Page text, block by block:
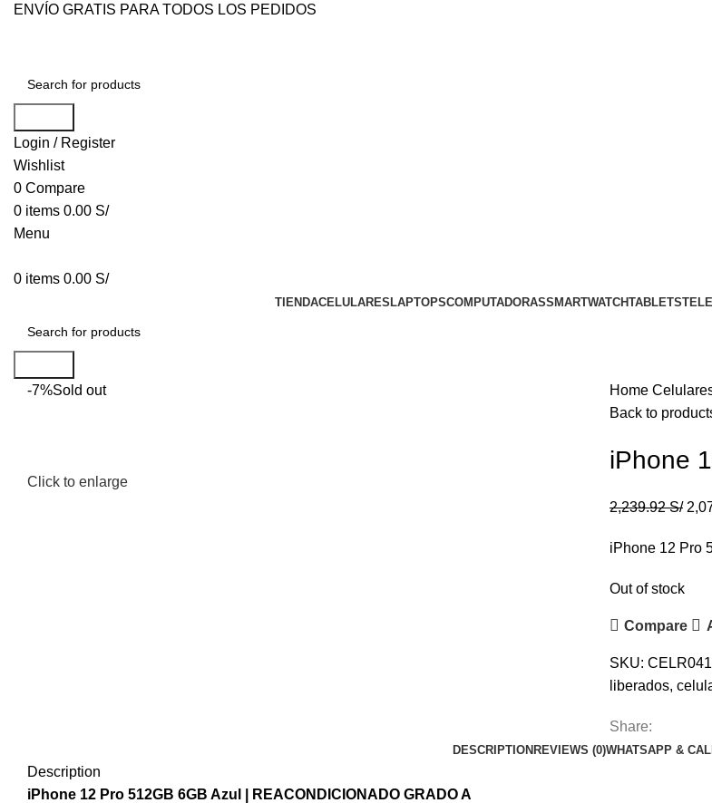
ENVÍO GRATIS PARA TODOS LOS PEDIDOS
Login / Register
Wishlist
0 Compare
0 items 0.00 S/
Menu
0 items 0.00 S/
TIENDACELULARES LAPTOPSCOMPUTADORASSMARTWATCHTABLETS
-7%Sold out
Click to enlarge
Home
Back to
iPhone
2,239.92S/
iPhone 12 Pro
Out of stock
Compare
SKU:
liberados,
Share:
DESCRIPTION REVIEWS (0)WHATSAPP &
Description
iPhone 12 Pro 512GB 6GB Azul | REACONDICIONADO GRADO A